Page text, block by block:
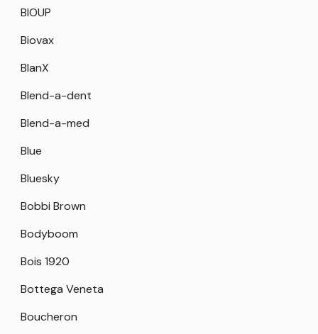
BIOUP
Biovax
BlanX
Blend-a-dent
Blend-a-med
Blue
Bluesky
Bobbi Brown
Bodyboom
Bois 1920
Bottega Veneta
Boucheron